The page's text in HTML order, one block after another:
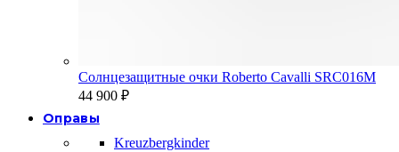
Солнцезащитные очки Roberto Cavalli SRC016M
44 900 ₽
Оправы
Kreuzbergkinder